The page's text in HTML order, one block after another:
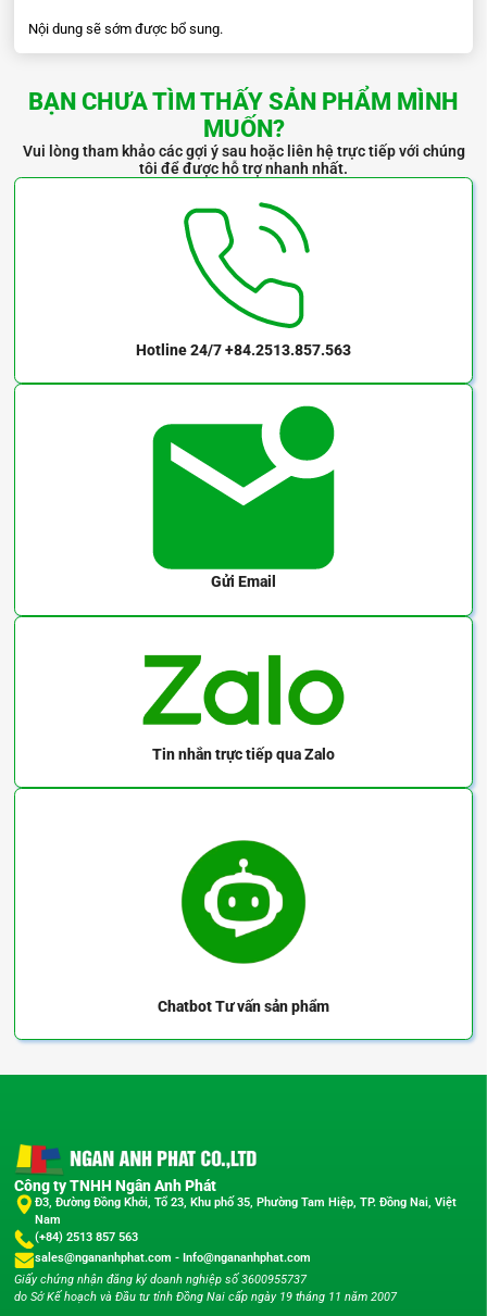
Nội dung sẽ sớm được bổ sung.
BẠN CHƯA TÌM THẤY SẢN PHẨM MÌNH
MUỐN?
Vui lòng tham khảo các gợi ý sau hoặc liên hệ trực tiếp với chúng
tôi để được hỗ trợ nhanh nhất.
Hotline 24/7+84.2513.857.563
Gửi Email
Tin nhắn trực tiếpqua Zalo
ChatbotTư vấn sản phẩm
Công ty TNHH Ngân Anh Phát
Đ3, Đường Đồng Khởi, Tổ 23, Khu phố 35, Phường Tam Hiệp, TP. Đồng Nai, Việt
Nam
(+84) 2513 857 563
sales@ngananhphat.com - Info@ngananhphat.com
Giấy chứng nhận đăng ký doanh nghiệp số 3600955737
do Sở Kế hoạch và Đầu tư tỉnh Đồng Nai cấp ngày 19 tháng 11 năm 2007